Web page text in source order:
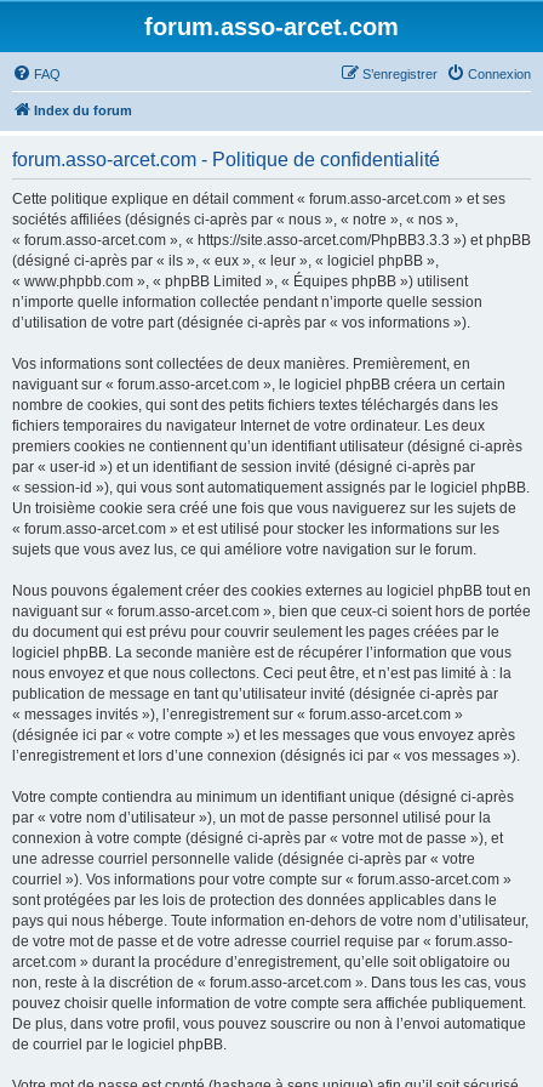
forum.asso-arcet.com
FAQ Connexion
S’enregistrer
Index du forum
forum.asso-arcet.com - Politique de confidentialité
Cette politique explique en détail comment « forum.asso-arcet.com » et ses
sociétés affiliées (désignés ci-après par « nous », « notre », « nos »,
« forum.asso-arcet.com », « https://site.asso-arcet.com/PhpBB3.3.3 ») et phpBB
(désigné ci-après par « ils », « eux », « leur », « logiciel phpBB »,
« www.phpbb.com », « phpBB Limited », « Équipes phpBB ») utilisent
n’importe quelle information collectée pendant n’importe quelle session
d’utilisation de votre part (désignée ci-après par « vos informations »).
Vos informations sont collectées de deux manières. Premièrement, en
naviguant sur « forum.asso-arcet.com », le logiciel phpBB créera un certain
nombre de cookies, qui sont des petits fichiers textes téléchargés dans les
fichiers temporaires du navigateur Internet de votre ordinateur. Les deux
premiers cookies ne contiennent qu’un identifiant utilisateur (désigné ci-après
par « user-id ») et un identifiant de session invité (désigné ci-après par
« session-id »), qui vous sont automatiquement assignés par le logiciel phpBB.
Un troisième cookie sera créé une fois que vous naviguerez sur les sujets de
« forum.asso-arcet.com » et est utilisé pour stocker les informations sur les
sujets que vous avez lus, ce qui améliore votre navigation sur le forum.
Nous pouvons également créer des cookies externes au logiciel phpBB tout en
naviguant sur « forum.asso-arcet.com », bien que ceux-ci soient hors de portée
du document qui est prévu pour couvrir seulement les pages créées par le
logiciel phpBB. La seconde manière est de récupérer l’information que vous
nous envoyez et que nous collectons. Ceci peut être, et n’est pas limité à : la
publication de message en tant qu’utilisateur invité (désignée ci-après par
« messages invités »), l’enregistrement sur « forum.asso-arcet.com »
(désignée ici par « votre compte ») et les messages que vous envoyez après
l’enregistrement et lors d’une connexion (désignés ici par « vos messages »).
Votre compte contiendra au minimum un identifiant unique (désigné ci-après
par « votre nom d’utilisateur »), un mot de passe personnel utilisé pour la
connexion à votre compte (désigné ci-après par « votre mot de passe »), et
une adresse courriel personnelle valide (désignée ci-après par « votre
courriel »). Vos informations pour votre compte sur « forum.asso-arcet.com »
sont protégées par les lois de protection des données applicables dans le
pays qui nous héberge. Toute information en-dehors de votre nom d’utilisateur,
de votre mot de passe et de votre adresse courriel requise par « forum.asso-
arcet.com » durant la procédure d’enregistrement, qu’elle soit obligatoire ou
non, reste à la discrétion de « forum.asso-arcet.com ». Dans tous les cas, vous
pouvez choisir quelle information de votre compte sera affichée publiquement.
De plus, dans votre profil, vous pouvez souscrire ou non à l’envoi automatique
de courriel par le logiciel phpBB.